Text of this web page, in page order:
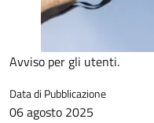
Avviso per gli utenti.
Data di Pubblicazione
06 agosto 2025